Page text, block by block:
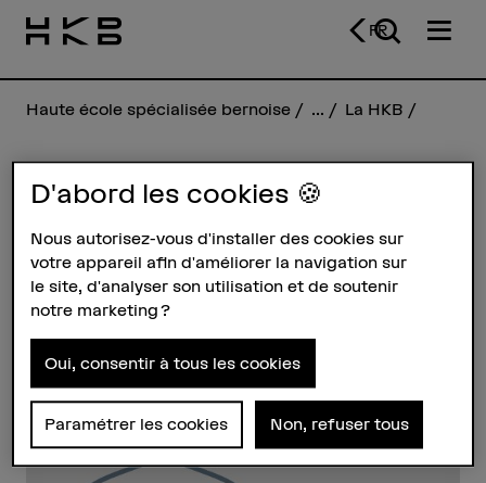
FR
Haute école spécialisée bernoise ... La HKB
Johann Jakob Fehr
Profil
D'abord les cookies 🍪
Nous autorisez-vous d'installer des cookies sur
votre appareil afin d'améliorer la navigation sur
le site, d'analyser son utilisation et de soutenir
notre marketing ?
Oui, consentir à tous les cookies
Paramétrer les cookies Non, refuser tous